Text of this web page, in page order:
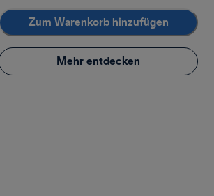
Zum Warenkorb hinzufügen
Mehr entdecken